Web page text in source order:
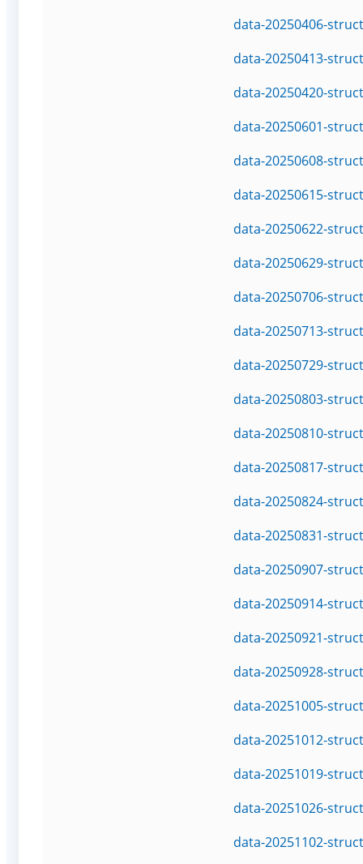
data-20250406-
data-20250413-
data-20250420-
data-20250601-
data-20250608-
data-20250615-
data-20250622-
data-20250629-
data-20250706-
data-20250713-
data-20250729-
data-20250803-
data-20250810-
data-20250817-
data-20250824-
data-20250831-
data-20250907-
data-20250914-
data-20250921-
data-20250928-
data-20251005-
data-20251012-
data-20251019-
data-20251026-
data-20251102-